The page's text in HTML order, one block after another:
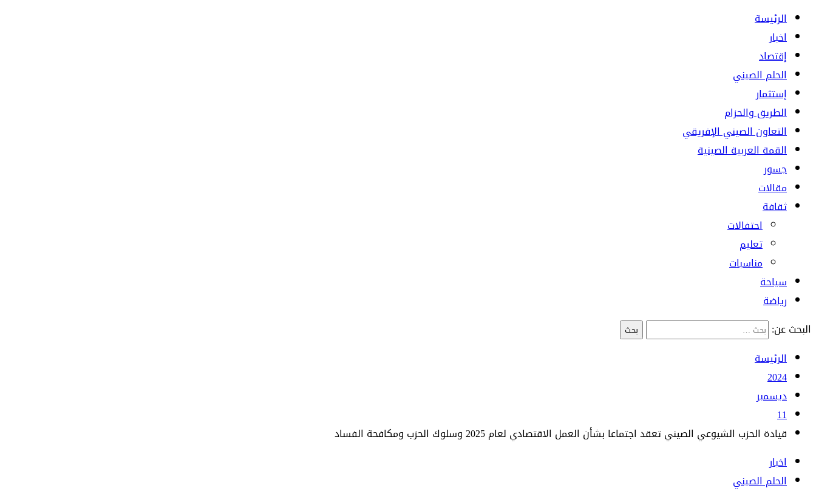
الرئيسة
اخبار
إقتصاد
الحلم الصيني
إستثمار
الطريق والحزام
التعاون الصيني الإفريقي
القمة العربية الصينية
جسور
مقالات
ثقافة
احتفالات
تعليم
مناسبات
سياحة
رياضة
البحث عن:
الرئيسة
2024
ديسمبر
11
قيادة الحزب الشيوعي الصيني تعقد اجتماعا بشأن العمل الاقتصادي لعام 2025 وسلوك الحزب ومكافحة الفساد
اخبار
الحلم الصيني